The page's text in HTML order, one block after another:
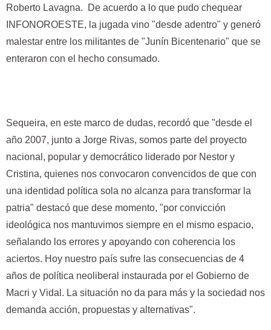
Roberto Lavagna. De acuerdo a lo que pudo chequear
INFONOROESTE, la jugada vino "desde adentro" y generó
malestar entre los militantes de "Junín Bicentenario" que se
enteraron con el hecho consumado.
Sequeira, en este marco de dudas, recordó que "desde el
año 2007, junto a Jorge Rivas, somos parte del proyecto
nacional, popular y democrático liderado por Nestor y
Cristina, quienes nos convocaron convencidos de que con
una identidad política sola no alcanza para transformar la
patria" destacó que dese momento, "por convicción
ideológica nos mantuvimos siempre en el mismo espacio,
señalando los errores y apoyando con coherencia los
aciertos. Hoy nuestro país sufre las consecuencias de 4
años de política neoliberal instaurada por el Gobierno de
Macri y Vidal. La situación no da para más y la sociedad nos
demanda acción, propuestas y alternativas".